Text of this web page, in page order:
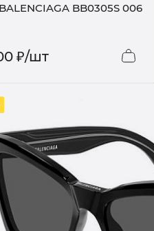
BB0305S 006
₽/шт